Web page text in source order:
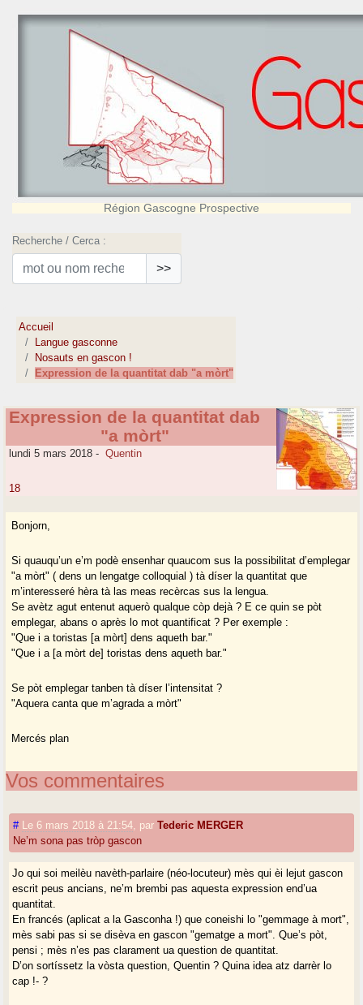
Région Gascogne Prospective
Recherche / Cerca :
>>
Accueil
Langue gasconne
Nosauts en gascon !
Expression de la quantitat dab "a mòrt"
Expression de la quantitat dab
"a mòrt"
lundi 5 mars 2018 - Quentin
18
Bonjorn,
Si quauqu’un e’m podè ensenhar quaucom sus la possibilitat d’emplegar
"a mòrt" ( dens un lengatge colloquial ) tà díser la quantitat que
m’interesseré hèra tà las meas recèrcas sus la lengua.
Se avètz agut entenut aquerò qualque còp dejà ? E ce quin se pòt
emplegar, abans o après lo mot quantificat ? Per exemple :
"Que i a toristas [a mòrt] dens aqueth bar."
"Que i a [a mòrt de] toristas dens aqueth bar."
Se pòt emplegar tanben tà díser l’intensitat ?
"Aquera canta que m’agrada a mòrt"
Mercés plan
Vos commentaires
# Le 6 mars 2018 à 21:54 parTederic MERGER
Ne’m sona pas tròp gascon
Jo qui soi meilèu navèth-parlaire (néo-locuteur) mès qui èi lejut gascon
escrit peus ancians, ne’m brembi pas aquesta expression end’ua
quantitat.
En francés (aplicat a la Gasconha !) que coneishi lo "gemmage à mort",
mès sabi pas si se disèva en gascon "gematge a mort". Que’s pòt,
pensi ; mès n’es pas clarament ua question de quantitat.
D’on sortíssetz la vòsta question, Quentin ? Quina idea atz darrèr lo
cap !- ?